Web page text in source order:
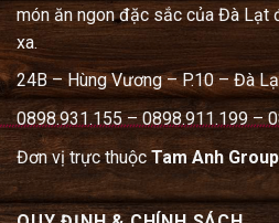
món ăn ngon đặc sắc của Đà Lạt
xa.
24B – Hùng Vương – P.10 – Đà
0898.931.155 – 0898.911.199 –
Đơn vị trực thuộcTam Anh Group